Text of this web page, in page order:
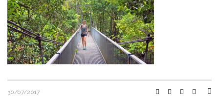
30/07/2017